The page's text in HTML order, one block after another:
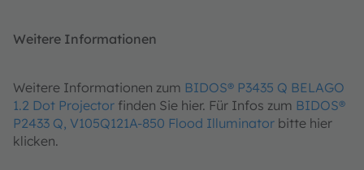
Weitere Informationen
Weitere Informationen zum BIDOS® P3435 Q BELAGO
1.2 Dot Projector finden Sie hier. Für Infos zum BIDOS®
P2433 Q, V105Q121A-850 Flood Illuminator bitte hier
klicken.